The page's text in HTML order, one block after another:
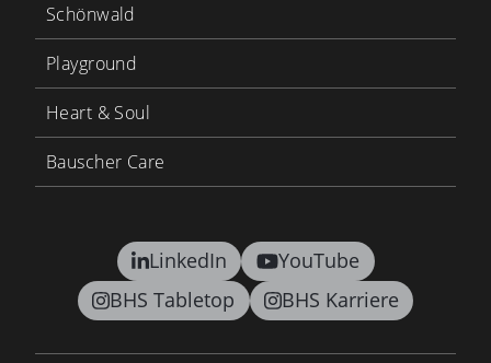
LinkedIn
YouTube
BHS Tabletop
BHS Karriere
Schönwald
Playground
Heart & Soul
Bauscher Care